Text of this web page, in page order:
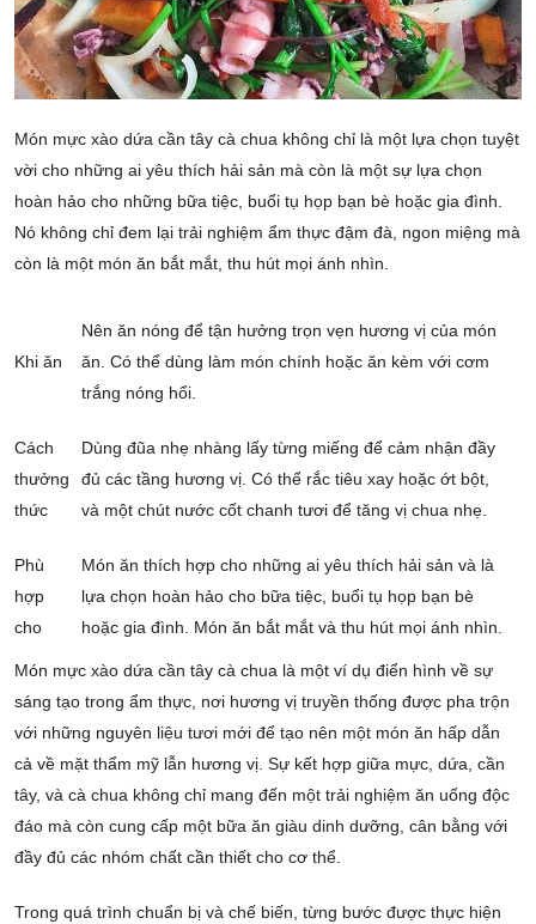
Món mực xào dứa cần tây cà chua không chỉ là một lựa chọn tuyệt
vời cho những ai yêu thích hải sản mà còn là một sự lựa chọn
hoàn hảo cho những bữa tiệc, buổi tụ họp bạn bè hoặc gia đình.
Nó không chỉ đem lại trải nghiệm ẩm thực đậm đà, ngon miệng mà
còn là một món ăn bắt mắt, thu hút mọi ánh nhìn.
Khi ăn
Nên ăn nóng để tận hưởng trọn vẹn hương vị của món
ăn. Có thể dùng làm món chính hoặc ăn kèm với cơm
trắng nóng hổi.
Cách
thưởng
thức
Dùng đũa nhẹ nhàng lấy từng miếng để cảm nhận đầy
đủ các tầng hương vị. Có thể rắc tiêu xay hoặc ớt bột,
và một chút nước cốt chanh tươi để tăng vị chua nhẹ.
Phù
hợp
cho
Món ăn thích hợp cho những ai yêu thích hải sản và là
lựa chọn hoàn hảo cho bữa tiệc, buổi tụ họp bạn bè
hoặc gia đình. Món ăn bắt mắt và thu hút mọi ánh nhìn.
Món mực xào dứa cần tây cà chua là một ví dụ điển hình về sự
sáng tạo trong ẩm thực, nơi hương vị truyền thống được pha trộn
với những nguyên liệu tươi mới để tạo nên một món ăn hấp dẫn
cả về mặt thẩm mỹ lẫn hương vị. Sự kết hợp giữa mực, dứa, cần
tây, và cà chua không chỉ mang đến một trải nghiệm ăn uống độc
đáo mà còn cung cấp một bữa ăn giàu dinh dưỡng, cân bằng với
đầy đủ các nhóm chất cần thiết cho cơ thể.
Trong quá trình chuẩn bị và chế biến, từng bước được thực hiện